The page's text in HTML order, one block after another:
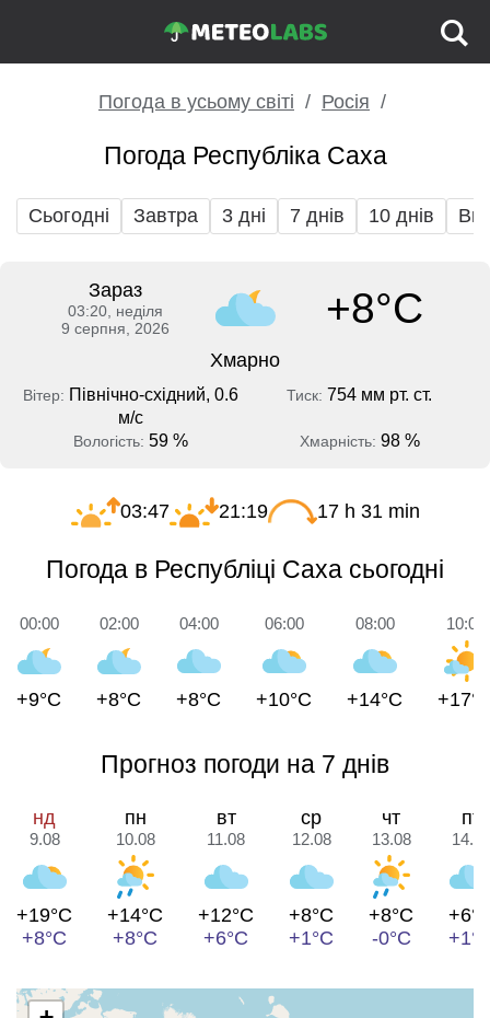
Погода в усьому світі Росія
Погода Республіка Саха
Сьогодні Завтра 3 дні 7 днів 10 днів
Зараз
03:20, неділя
9 серпня, 2026
+8°C
Хмарно
Вітер: Північно-східний, 0.6
м/с
Тиск: 754 мм рт. ст.
Вологість: 59 % Хмарність: 98 %
03:47 21:19 17 h 31 min
Погода в Республіці Саха сьогодні
00:00
+9°C
02:00
+8°C
04:00
+8°C
06:00
+10°C
08:00
+14°C
10:00
Прогноз погоди на 7 днів
нд
9.08
+19°C
+8°C
пн
10.08
+14°C
+8°C
вт
11.08
+12°C
+6°C
ср
12.08
+8°C
+1°C
чт
13.08
+8°C
-0°C
пт
14.08